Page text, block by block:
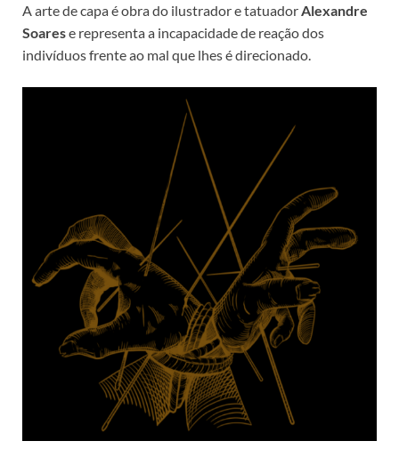
A arte de capa é obra do ilustrador e tatuadorAlexandre
Soarese representa a incapacidade de reação dos
indivíduos frente ao mal que lhes é direcionado.